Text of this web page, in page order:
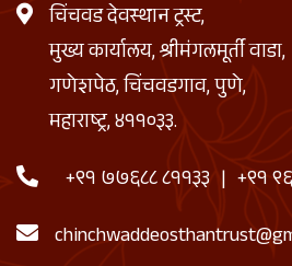
चिंचवड देवस्थान ट्रस्ट,
मुख्य कार्यालय, श्रीमंगलमूर्ती वाडा,
गणेशपेठ, चिंचवडगाव, पुणे,
महाराष्ट्र, ४११०३३.
+९१ ७७६८८ ८११३३ | +९१